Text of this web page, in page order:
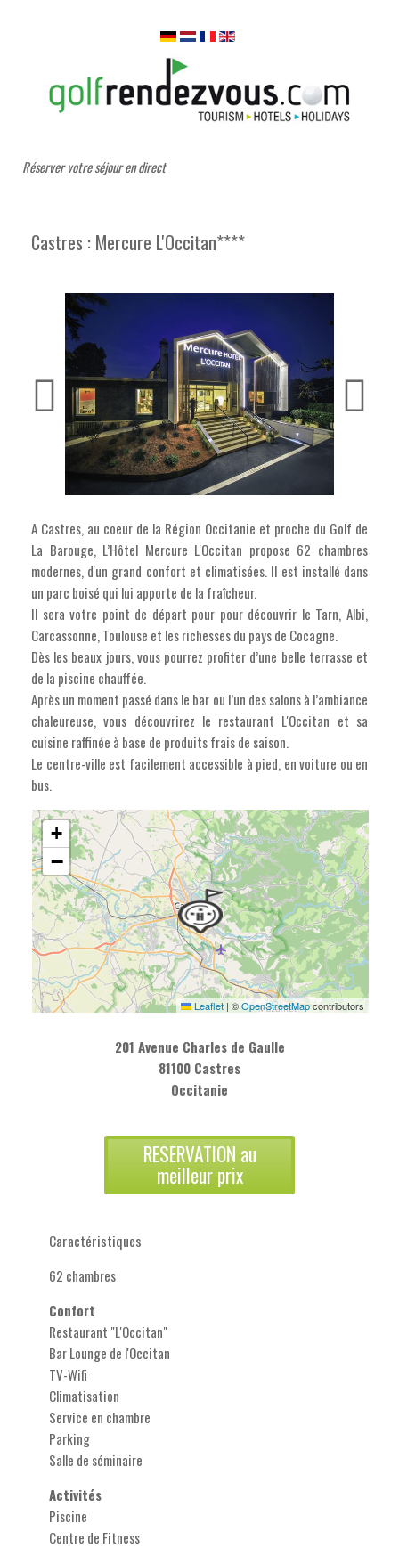
Réserver votre séjour en direct
Castres : Mercure L'Occitan****
A Castres, au coeur de la Région Occitanie et proche du Golf de
La Barouge, L’Hôtel Mercure L'Occitan propose 62 chambres
modernes, d'un grand confort et climatisées. Il est installé dans
un parc boisé qui lui apporte de la fraîcheur.
Il sera votre point de départ pour pour découvrir le Tarn, Albi,
Carcassonne, Toulouse et les richesses du pays de Cocagne.
Dès les beaux jours, vous pourrez profiter d’une belle terrasse et
de la piscine chauffée.
Après un moment passé dans le bar ou l’un des salons à l’ambiance
chaleureuse, vous découvrirez le restaurant L'Occitan et sa
cuisine raffinée à base de produits frais de saison.
Le centre-ville est facilement accessible à pied, en voiture ou en
bus.
+
−
Leaflet | ©OpenStreetMapcontributors
201 Avenue Charles de Gaulle
81100 Castres
Occitanie
RESERVATION au
meilleur prix
Caractéristiques
62 chambres
Confort
Restaurant "L'Occitan"
Bar Lounge de l'Occitan
TV-Wifi
Climatisation
Service en chambre
Parking
Salle de séminaire
Activités
Piscine
Centre de Fitness